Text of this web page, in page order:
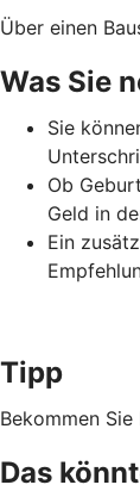
Über einen
Was Sie
Sie
Ob
Geld in
Ein
Tipp
Bekommen
Das